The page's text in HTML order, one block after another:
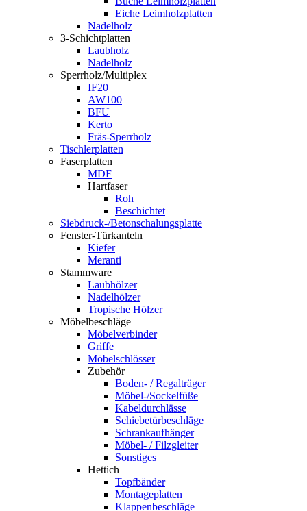
Eiche Leimholzplatten
Nadelholz
3-Schichtplatten
Laubholz
Nadelholz
Sperrholz/Multiplex
IF20
AW100
BFU
Kerto
Fräs-Sperrholz
Tischlerplatten
Faserplatten
MDF
Hartfaser
Roh
Beschichtet
Siebdruck-/Betonschalungsplatte
Fenster-Türkanteln
Kiefer
Meranti
Stammware
Laubhölzer
Nadelhölzer
Tropische Hölzer
Möbelbeschläge
Möbelverbinder
Griffe
Möbelschlösser
Zubehör
Boden- / Regalträger
Möbel-/Sockelfüße
Kabeldurchlässe
Schiebetürbeschläge
Schrankaufhänger
Möbel- / Filzgleiter
Sonstiges
Hettich
Topfbänder
Montageplatten
Klappenbeschläge